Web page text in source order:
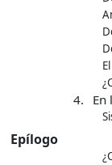
4.
Epílogo